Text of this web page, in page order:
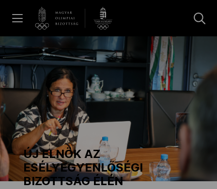
Hírek
Galéria
Dakar 2026
Los Angeles 2028
ÚJ ELNÖK AZ
ESÉLYEGYENLŐSÉGI
BIZOTTSÁG ÉLÉN